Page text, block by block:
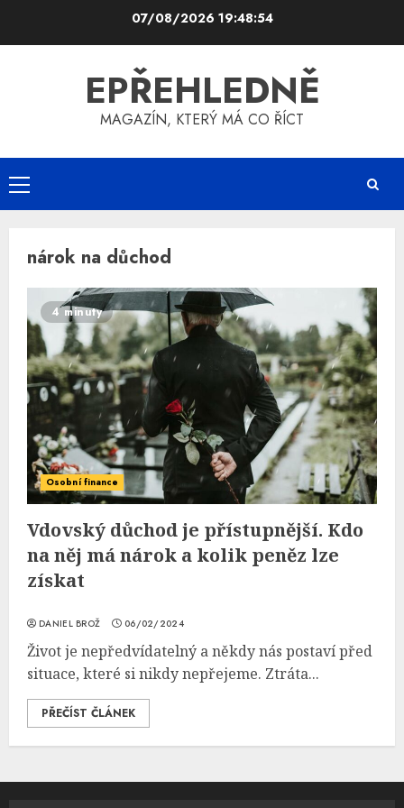
07/08/2026 19:48:54
EPŘEHLEDNĚ
MAGAZÍN, KTERÝ MÁ CO ŘÍCT
Primary
Menu
nárok na důchod
4 minuty
Osobní finance
Vdovský důchod je přístupnější. Kdo
na něj má nárok a kolik peněz lze
získat
DANIEL BROŽ 06/02/2024
Život je nepředvídatelný a někdy nás postaví před
situace, které si nikdy nepřejeme. Ztráta...
PŘEČÍST ČLÁNEK